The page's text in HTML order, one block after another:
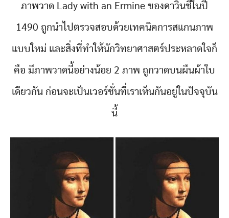
ภาพวาด Lady with an Ermine ของดาวินชีในปี
1490 ถูกนำไปตรวจสอบด้วยเทคนิคการสแกนภาพ
แบบใหม่ และสิ่งที่ทำให้นักวิทยาศาสตร์ประหลาดใจก็
คือ มีภาพวาดนี้อย่างน้อย 2 ภาพ ถูกวาดบนผืนผ้าใบ
เดียวกัน ก่อนจะเป็นเวอร์ชั่นที่เราเห็นกันอยู่ในปัจจุบัน
นี้